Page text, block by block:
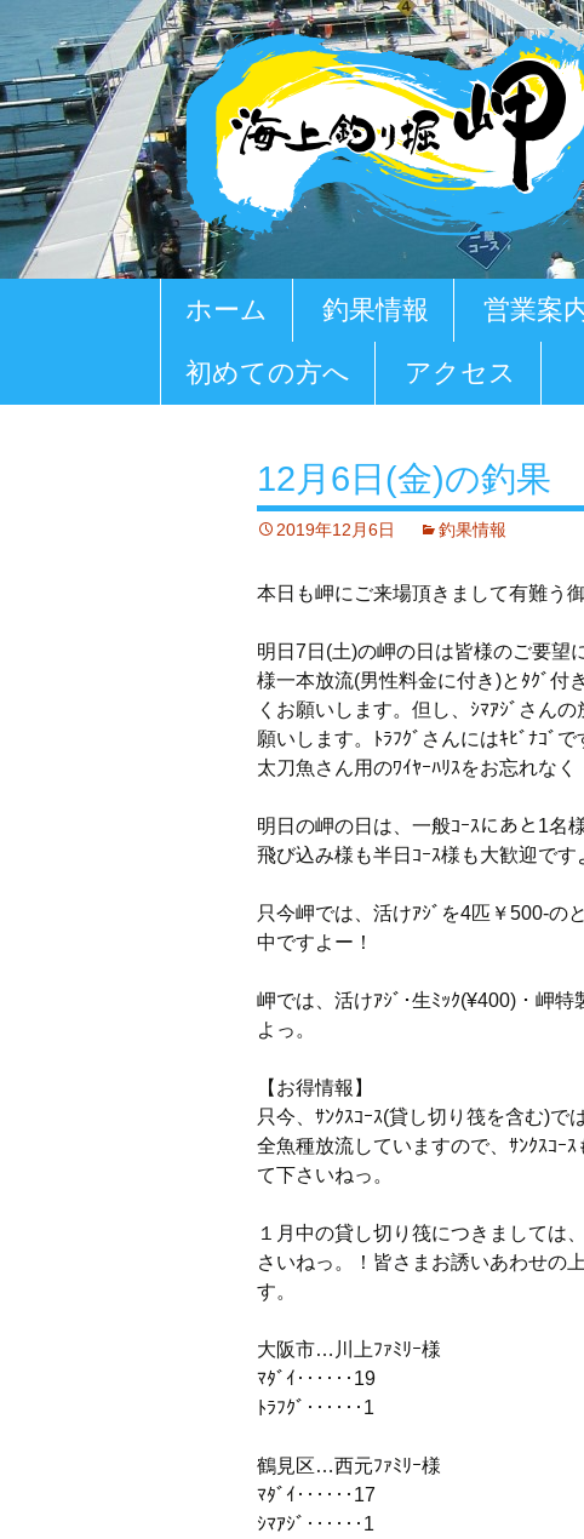
ツ
ホーム 釣果情報 営業案
初めての方へ アクセス
12月6日(金)の釣果
2019年12月6日 釣果情報
本日も岬にご来場頂きまして有難う
明日7日(土)の岬の日は皆様のご要望
様一本放流(男性料金に付き)とﾀｸﾞ付
くお願いします。但し、ｼﾏｱｼﾞさん
願いします。ﾄﾗﾌｸﾞさんにはｷﾋﾞﾅｺﾞで
太刀魚さん用のﾜｲﾔｰﾊﾘｽをお忘れなく
明日の岬の日は、一般ｺｰｽにあと1名
飛び込み様も半日ｺｰｽ様も大歓迎です
只今岬では、活けｱｼﾞを4匹￥500-の
中ですよー！
岬では、活けｱｼﾞ･生ﾐｯｸ(¥400)・岬特
よっ。
【お得情報】
只今、ｻﾝｸｽｺｰｽ(貸し切り筏を含む)
全魚種放流していますので、ｻﾝｸｽｺｰ
て下さいねっ。
１月中の貸し切り筏につきましては
さいねっ。！皆さまお誘いあわせの
す。
大阪市…川上ﾌｧﾐﾘｰ様
ﾏﾀﾞｲ‥‥‥19
ﾄﾗﾌｸﾞ‥‥‥1
鶴見区…西元ﾌｧﾐﾘｰ様
ﾏﾀﾞｲ‥‥‥17
ｼﾏｱｼﾞ‥‥‥1